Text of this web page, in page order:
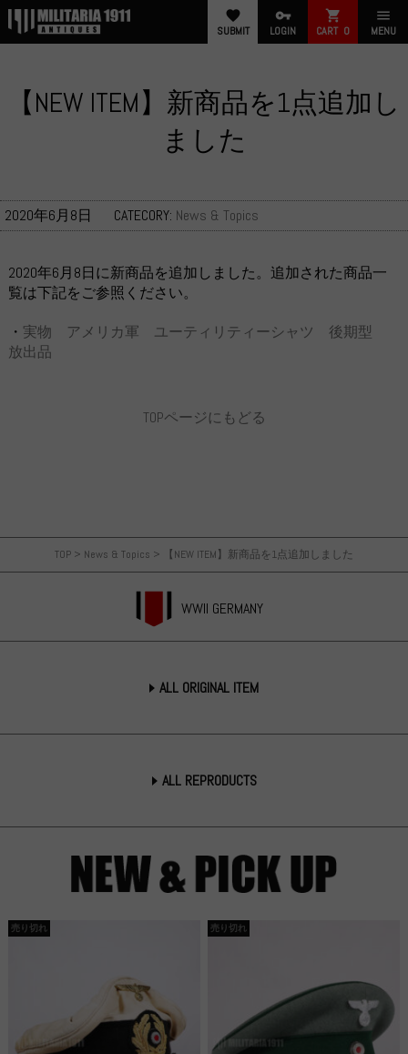
favorite
SUBMIT
vpn_key
LOGIN
shopping_cart
CART 0
menu
MENU
TOP > News & Topics > 【NEW ITEM】新商品を1点追加しました
WWII GERMANY
ALL ORIGINAL ITEM
ALL REPRODUCTS
【NEW ITEM】新商品を1点追加し
ました
2020年6月8日 CATECORY: News & Topics
2020年6月8日に新商品を追加しました。追加された商品一
覧は下記をご参照ください。
・ 実物 アメリカ軍 ユーティリティーシャツ 後期型
放出品
TOPページにもどる
売り切れ 売り切れ